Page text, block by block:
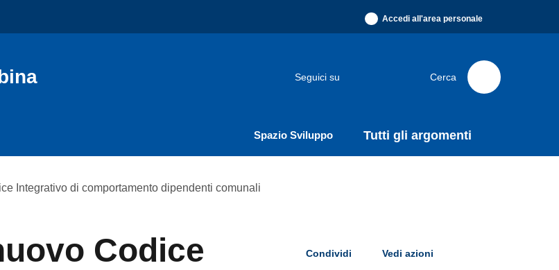
Accedi all'area personale
Seguici su Cerca
Spazio Sviluppo Tutti gli argomenti
Integrativo di comportamento dipendenti comunali
Codice
Condividi Vedi azioni